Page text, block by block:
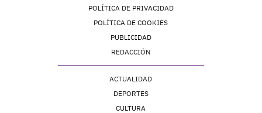
POLÍTICA DE PRIVACIDAD
POLÍTICA DE COOKIES
PUBLICIDAD
REDACCIÓN
ACTUALIDAD
DEPORTES
CULTURA